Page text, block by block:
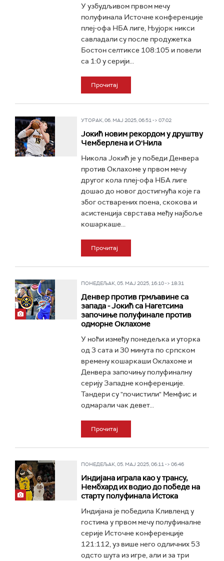
У узбудљивом првом мечу
полуфинала Источне конференције
плеј-офа НБА лиге, Њујорк никси
савладали су после продужетка
Бостон селтиксе 108:105 и повели
са 1:0 у серији...
Прочитај
УТОРАК, 06. МАЈ 2025, 06:51 -> 07:02
Јокић новим рекордом у друштву
Чемберлена и О'Нила
Никола Јокић је у победи Денвера
против Оклахоме у првом мечу
другог кола плеј-офа НБА лиге
дошао до новог достигнућа које га
због остварених поена, скокова и
асистенција сврстава међу најбоље
кошаркаше...
Прочитај
ПОНЕДЕЉАК, 05. МАЈ 2025, 16:10 -> 18:31
Денвер против грмљавине са
запада - Јокић са Нагетсима
започиње полуфинале против
одморне Оклахоме
У ноћи између понедељка и уторка
од 3 сата и 30 минута по српском
времену кошаркаши Оклахоме и
Денвера започињу полуфиналну
серију Западне конференције.
Тандери су "почистили" Мемфис и
одмарали чак девет...
Прочитај
ПОНЕДЕЉАК, 05. МАЈ 2025, 06:11 -> 06:46
Индијана играла као у трансу,
Нембхард их водио до победе на
старту полуфинала Истока
Индијана је победила Кливленд у
гостима у првом мечу полуфиналне
серије Источне конференције
121:112, уз више него одличних 53
одсто шута из игре, али и за три